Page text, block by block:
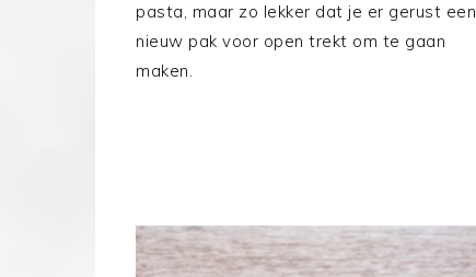
pasta, maar zo lekker dat je er gerust een
nieuw pak voor open trekt om te gaan
maken.